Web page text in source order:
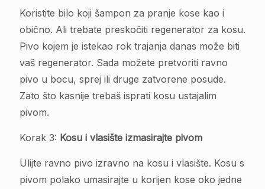
Koristite bilo koji šampon za pranje kose kao i
obično. Ali trebate preskočiti regenerator za kosu.
Pivo kojem je istekao rok trajanja danas može biti
vaš regenerator. Sada možete pretvoriti ravno
pivo u bocu, sprej ili druge zatvorene posude.
Zato što kasnije trebaš isprati kosu ustajalim
pivom.
Korak 3: Kosu i vlasište izmasirajte pivom
Ulijte ravno pivo izravno na kosu i vlasište. Kosu s
pivom polako umasirajte u korijen kose oko jedne